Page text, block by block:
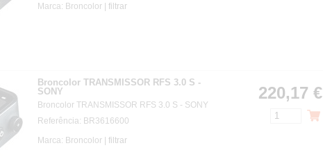
Marca: Broncolor | filtrar
Broncolor TRANSMISSOR RFS 3.0 S -
SONY
Broncolor TRANSMISSOR RFS 3.0 S - SONY
Referência: BR3616600
Marca: Broncolor | filtrar
220,17 €